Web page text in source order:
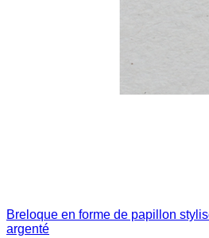
Breloque en forme de papillon
argenté